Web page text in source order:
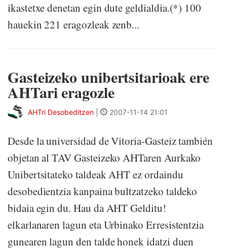
ikastetxe denetan egin dute geldialdia.(*) 100
hauekin 221 eragozleak zenb...
Gasteizeko unibertsitarioak ere
AHTari eragozle
AHTri Desobeditzen 2007-11-14 21:01
Desde la universidad de Vitoria-Gasteiz también
objetan al TAV Gasteizeko AHTaren Aurkako
Unibertsitateko taldeak AHT ez ordaindu
desobedientzia kanpaina bultzatzeko taldeko
bidaia egin du. Hau da AHT Gelditu!
elkarlanaren lagun eta Urbinako Erresistentzia
gunearen lagun den talde honek idatzi duen